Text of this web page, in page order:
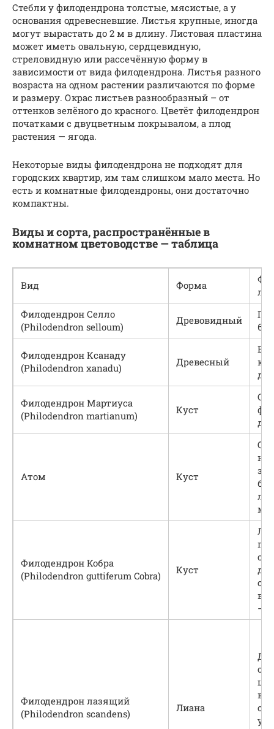
Стебли у филодендрона толстые, мясистые, а у
основания одревесневшие. Листья крупные, иногда
могут вырастать до 2 м в длину. Листовая пластина
может иметь овальную, сердцевидную,
стреловидную или рассечённую форму в
зависимости от вида филодендрона. Листья разного
возраста на одном растении различаются по форме
и размеру. Окрас листьев разнообразный – от
оттенков зелёного до красного. Цветёт филодендрон
початками с двуцветным покрывалом, а плод
растения — ягода.
Некоторые виды филодендрона не подходят для
городских квартир, им там слишком мало места. Но
есть и комнатные филодендроны, они достаточно
компактны.
Виды и сорта, распространённые в
комнатном цветоводстве — таблица
Вид Форма
Филодендрон Селло
(Philodendron selloum)
Древовидный
Филодендрон Ксанаду
(Philodendron xanadu)
Древесный
Филодендрон Мартиуса
(Philodendron martianum)
Куст
Атом Куст
Филодендрон Кобра
(Philodendron guttiferum Cobra)
Куст
см
—
Филодендрон лазящий
(Philodendron scandens)
Лиана